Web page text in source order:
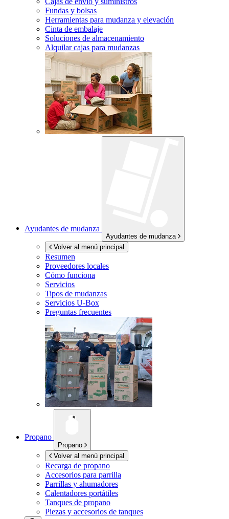
Fundas y bolsas
Herramientas para mudanza y elevación
Cinta de embalaje
Soluciones de almacenamiento
Alquilar cajas para mudanzas
Ayudantes de mudanza
Ayudantes de mudanza
Volver al menú principal
Resumen
Proveedores locales
Cómo funciona
Servicios
Tipos de mudanzas
Servicios U-Box
Preguntas frecuentes
Propano
Propano
Volver al menú principal
Recarga de propano
Accesorios para parrilla
Parrillas y ahumadores
Calentadores portátiles
Tanques de propano
Piezas y accesorios de tanques